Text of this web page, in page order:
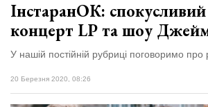
ІнстаранОК:
концерт LP та шоу
У нашій постійній рубриці поговоримо
20 Березня 2020, 08:26